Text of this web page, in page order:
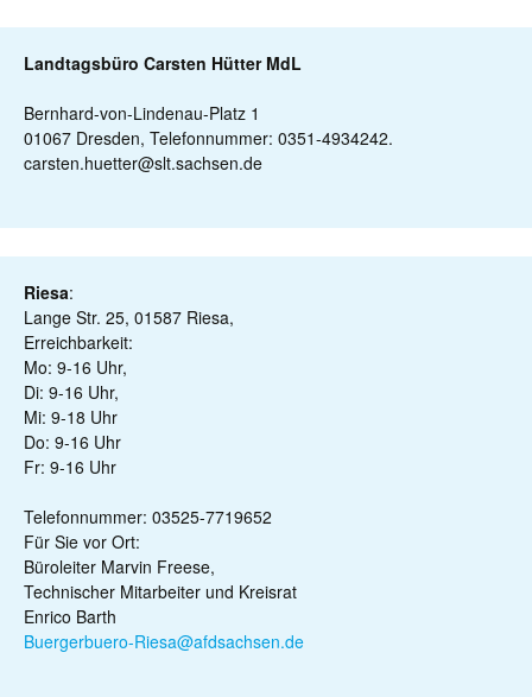
Landtagsbüro Carsten Hütter MdL
Bernhard-von-Lindenau-Platz 1
01067 Dresden, Telefonnummer: 0351-4934242.
carsten.huetter@slt.sachsen.de
Riesa:
Lange Str. 25, 01587 Riesa,
Erreichbarkeit:
Mo: 9-16 Uhr,
Di: 9-16 Uhr,
Mi: 9-18 Uhr
Do: 9-16 Uhr
Fr: 9-16 Uhr
Telefonnummer: 03525-7719652
Für Sie vor Ort:
Büroleiter Marvin Freese,
Technischer Mitarbeiter und Kreisrat
Enrico Barth
Buergerbuero-Riesa@afdsachsen.de